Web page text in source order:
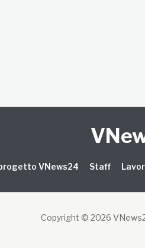
VNews24 Staff
Copyright © 2026